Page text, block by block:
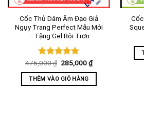
Cốc Thủ Dâm Âm Đạo Giả
Ngụy Trang Perfect Mẫu Mới
– Tặng Gel Bôi Trơn
Được xếp
hạng5.00
5 sao
475,000₫ Giá
là:
475,000 ₫.
285,000₫Giá
hiện
tại
THÊM VÀO GIỎ HÀNG